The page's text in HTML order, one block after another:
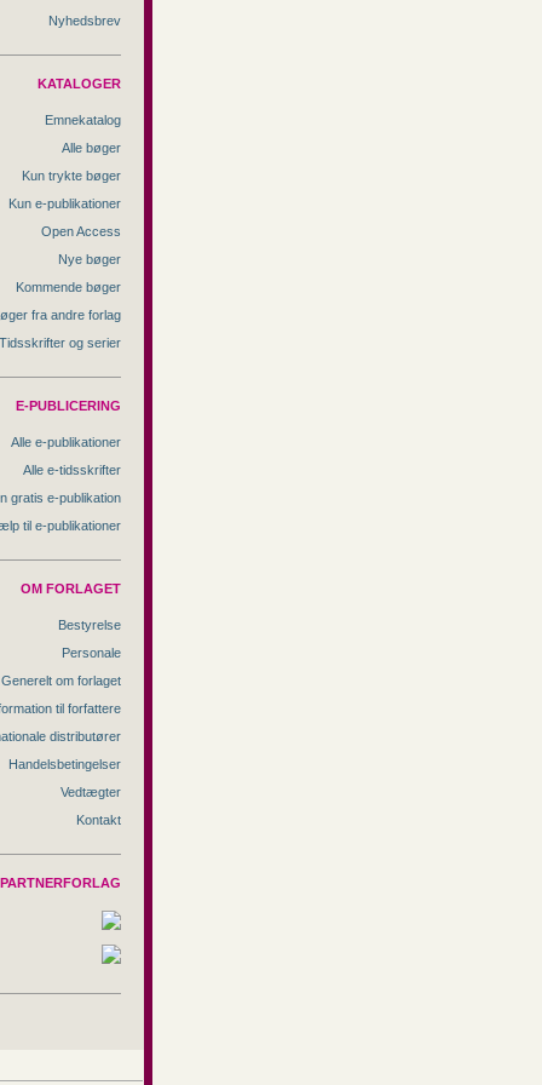
Nyhedsbrev
KATALOGER
Emnekatalog
Alle bøger
Kun trykte bøger
Kun e-publikationer
Open Access
Nye bøger
Kommende bøger
fra andre forlag
Tidsskrifter og serier
E-PUBLICERING
Alle e-publikationer
Alle e-tidsskrifter
gratis e-publikation
til e-publikationer
OM FORLAGET
Bestyrelse
Personale
Generelt om forlaget
til forfattere
distributører
Handelsbetingelser
Vedtægter
Kontakt
PARTNERFORLAG